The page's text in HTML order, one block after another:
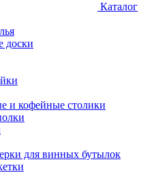
Каталог
доски
и кофейные столики
для винных бутылок